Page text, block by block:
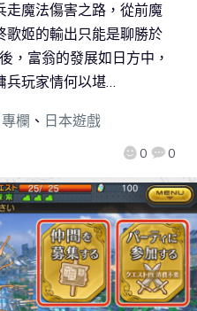
0 0
走魔法傷害之路，從前魔
歌姬的輸出只能是聊勝於
，富翁的發展如日方中，
兵玩家情何以堪…
專欄 、 日本遊戲